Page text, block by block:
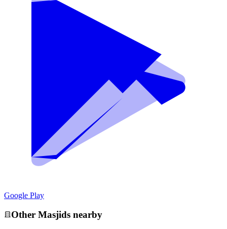
Google Play
Other Masjids nearby